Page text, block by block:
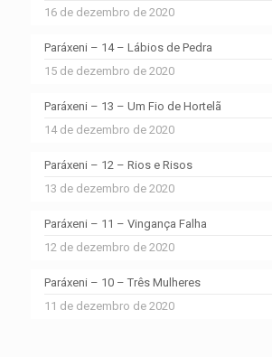
16 de dezembro de 2020
Paráxeni – 14 – Lábios de Pedra
15 de dezembro de 2020
Paráxeni – 13 – Um Fio de Hortelã
14 de dezembro de 2020
Paráxeni – 12 – Rios e Risos
13 de dezembro de 2020
Paráxeni – 11 – Vingança Falha
12 de dezembro de 2020
Paráxeni – 10 – Três Mulheres
11 de dezembro de 2020